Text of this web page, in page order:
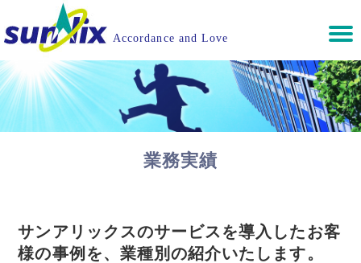
Accordance and Love
業務実績
サンアリックスのサービスを導入したお客
様の事例を、業種別の紹介いたします。